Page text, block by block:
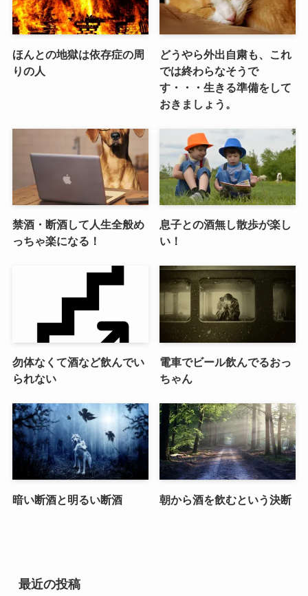
ほんとの地獄は依存症の周
りの人
どうやら外出自粛も、これ
では終わらなそうで
す・・・生きる準備をして
おきましょう。
禁酒・断酒して人生全般め
っちゃ楽になる！
息子との酒無し散歩が楽し
い！
勿体なくて酒など飲んでい
られない
電車でビール飲んでるおっ
ちゃん
暗い断酒と明るい断酒 朝から酒を飲むという決断
最近の投稿